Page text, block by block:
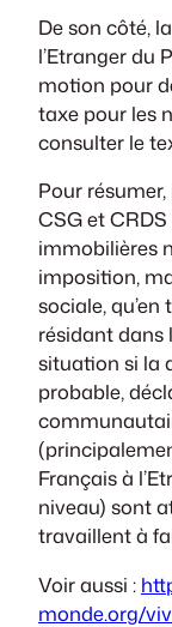
De son côté,
l’Etranger du
motion pour
taxe pour les
consulter le
Pour
CSG et
immobilières
imposition,
sociale,
résidant dans
situation si la
probable,
Français à
niveau) sont
travaillent à
Voir aussi :
monde.org/